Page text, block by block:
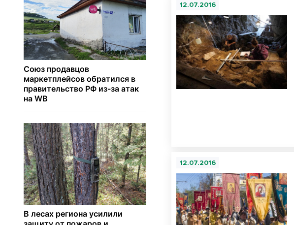
12.07.2016
12.07.2016